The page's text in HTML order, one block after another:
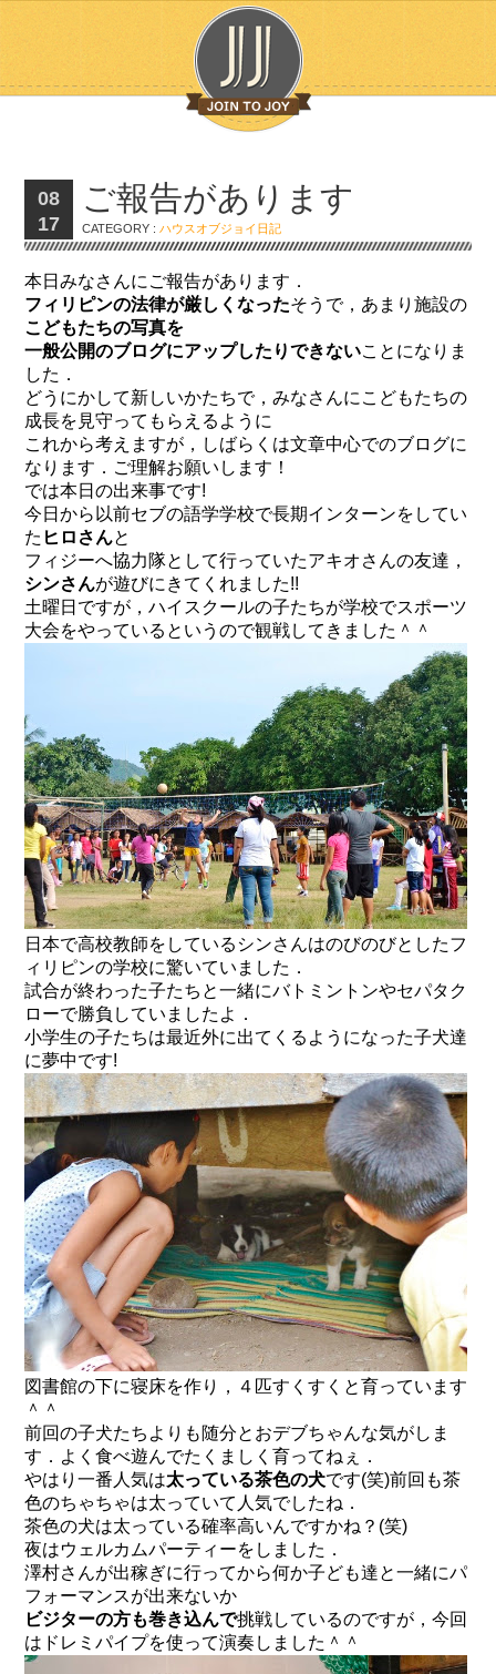
08
17
ご報告があります
CATEGORY :ハウスオブジョイ日記
本日みなさんにご報告があります．
フィリピンの法律が厳しくなったそうで，あまり施設の
こどもたちの写真を
一般公開のブログにアップしたりできないことになりま
した．
どうにかして新しいかたちで，みなさんにこどもたちの
成長を見守ってもらえるように
これから考えますが，しばらくは文章中心でのブログに
なります．ご理解お願いします！
では本日の出来事です!
今日から以前セブの語学学校で長期インターンをしてい
た ヒロさんと
フィジーへ協力隊として行っていたアキオさんの友達，
シンさんが遊びにきてくれました!!
土曜日ですが，ハイスクールの子たちが学校でスポーツ
大会をやっているというので観戦してきました＾＾
日本で高校教師をしているシンさんはのびのびとしたフ
ィリピンの学校に驚いていました．
試合が終わった子たちと一緒にバトミントンやセパタク
ローで勝負していましたよ．
小学生の子たちは最近外に出てくるようになった子犬達
に夢中です!
図書館の下に寝床を作り，４匹すくすくと育っています
＾＾
前回の子犬たちよりも随分と おデブちゃんな気がしま
す．よく食べ遊んでたくましく育ってねぇ．
やはり一番人気は太っている茶色の犬です(笑)前回も茶
色のちゃちゃは太っていて人気でしたね．
茶色の犬は太っている確率高いんですかね？(笑)
夜はウェルカムパーティーをしました．
澤村さんが出稼ぎに行ってから何か子ども達と一緒にパ
フォーマンスが出来ないか
ビジターの方も巻き込んで挑戦しているのですが，今回
は ドレミパイプを使って演奏しました＾＾